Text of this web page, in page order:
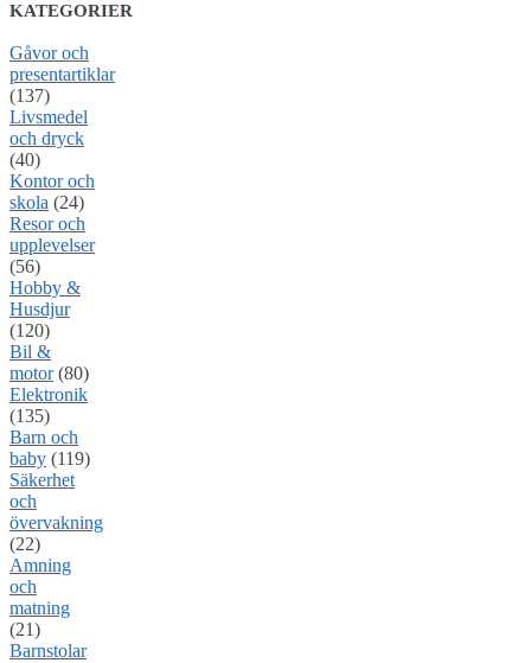
KATEGORIER
Gåvor och
presentartiklar
(137)
Livsmedel
och dryck
(40)
Kontor och
skola (24)
Resor och
upplevelser
(56)
Hobby &
Husdjur
(120)
Bil &
motor (80)
Elektronik
(135)
Barn och
baby (119)
Säkerhet
och
övervakning
(22)
Amning
och
matning
(21)
Barnstolar